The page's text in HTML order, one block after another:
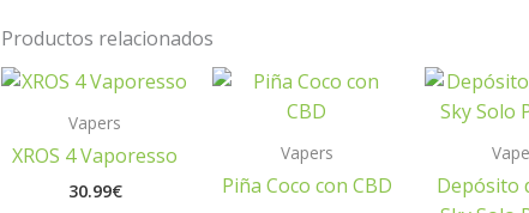
Productos relacionados
Vapers
XROS 4 Vaporesso
30.99€
Vapers
Piña Coco con CBD
Depósito